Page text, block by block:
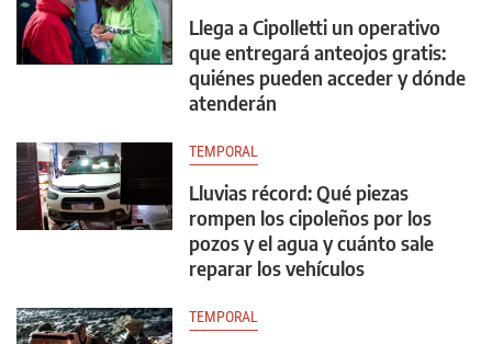
Llega a Cipolletti un operativo
que entregará anteojos gratis:
quiénes pueden acceder y dónde
atenderán
TEMPORAL
Lluvias récord: Qué piezas
rompen los cipoleños por los
pozos y el agua y cuánto sale
reparar los vehículos
TEMPORAL